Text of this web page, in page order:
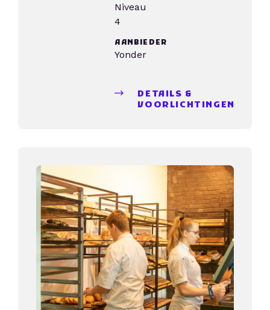
Niveau
4
AANBIEDER
Yonder
DETAILS &
VOORLICHTINGEN